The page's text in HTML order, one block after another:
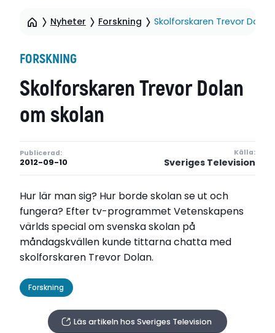
Nyheter Forskning Skolforskaren Trevor
FORSKNING
Skolforskaren Trevor Dolan
om skolan
Publicerad:
2012-09-10
Källa:
Sveriges Television
Hur lär man sig? Hur borde skolan se ut och
fungera? Efter tv-programmet Vetenskapens
världs special om svenska skolan på
måndagskvällen kunde tittarna chatta med
skolforskaren Trevor Dolan.
Forskning
Läs artikeln hos Sveriges Television